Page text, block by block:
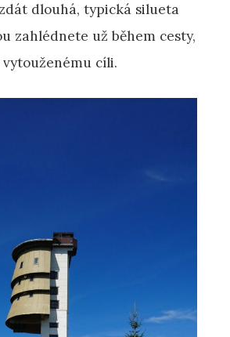
dlouhá, typická silueta
zahlédnete už během cesty,
cíli.